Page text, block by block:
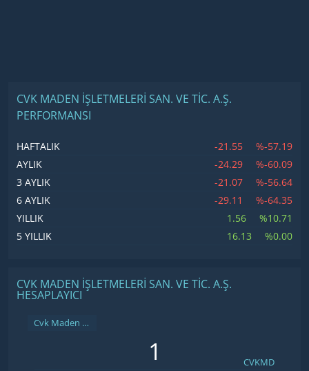
CVK MADEN İŞLETMELERI SAN. VE TIC. A.Ş.
PERFORMANSI
HAFTALIK -21.55
%-57.19
AYLIK
-24.29
%-60.09
3 AYLIK
-21.07
%-56.64
6 AYLIK
-29.11
%-64.35
YILLIK
1.56
%10.71
5 YILLIK
16.13 %0.00
CVK MADEN İŞLETMELERI SAN. VE TIC. A.Ş.
HESAPLAYICI
Cvk Maden İşletmeleri San. ve Tic. A.Ş.
CVKMD